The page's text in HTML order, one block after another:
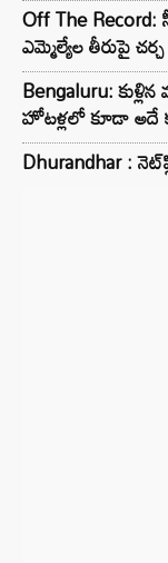
Off The
ఎమ్మెల్యేల తీరుపై చర్చ
Bengaluru:
హోటళ్లలో కూడా అదే
Dhurandhar :